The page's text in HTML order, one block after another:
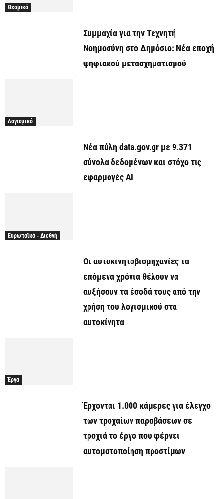
Θεσμικά
Συμμαχία για την Τεχνητή
Νοημοσύνη στο Δημόσιο: Νέα εποχή
ψηφιακού μετασχηματισμού
Λογισμικό
Νέα πύλη data.gov.gr με 9.371
σύνολα δεδομένων και στόχο τις
εφαρμογές AI
Ευρωπαϊκά - Διεθνή
Οι αυτοκινητοβιομηχανίες τα
επόμενα χρόνια θέλουν να
αυξήσουν τα έσοδά τους από την
χρήση του λογισμικού στα
αυτοκίνητα
Έργα
Έρχονται 1.000 κάμερες για έλεγχο
των τροχαίων παραβάσεων σε
τροχιά το έργο που φέρνει
αυτοματοποίηση προστίμων